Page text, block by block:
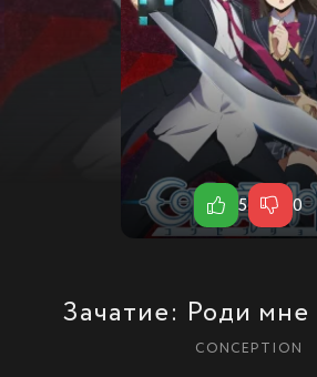
Зачатие: Роди мне
CONCEPTION
5 0